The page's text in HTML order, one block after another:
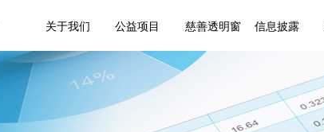
关于我们 公益项目 慈善透明窗 信息披露